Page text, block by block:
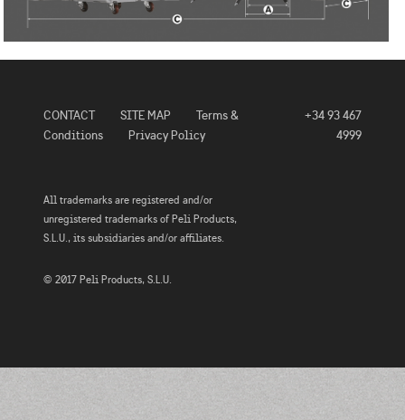
CONTACT SITE MAP
Terms &
Conditions
Privacy Policy
+34 93 467
4999
All trademarks are registered and/or
unregistered trademarks of Peli Products,
S.L.U., its subsidiaries and/or affiliates.
© 2017 Peli Products, S.L.U.